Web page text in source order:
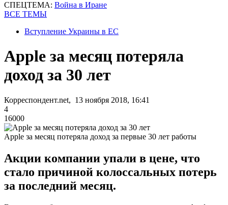
СПЕЦТЕМА: Война в Иране
ВСЕ ТЕМЫ
Вступление Украины в ЕС
Apple за месяц потеряла
доход за 30 лет
Корреспондент.net, 13 ноября 2018, 16:41
4
16000
Apple за месяц потеряла доход за первые 30 лет работы
Акции компании упали в цене, что
стало причиной колоссальных потерь
за последний месяц.